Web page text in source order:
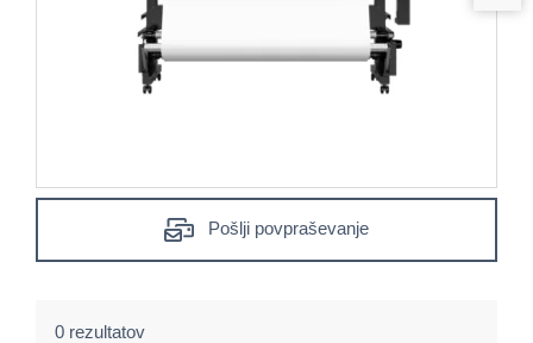
Pošlji povpraševanje
0 rezultatov